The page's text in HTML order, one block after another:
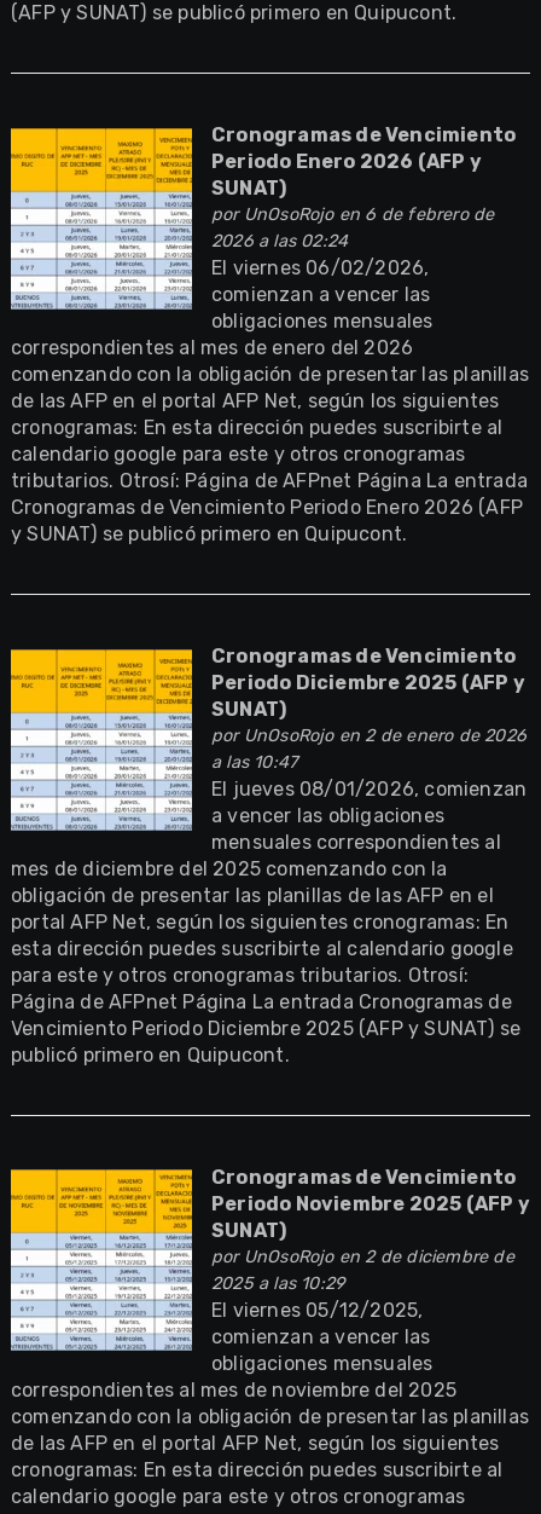
(AFP y SUNAT) se publicó primero en Quipucont.
Cronogramas de Vencimiento
Periodo Enero 2026 (AFP y
SUNAT)
por UnOsoRojoen 6 de febrero de
2026 a las 02:24
El viernes 06/02/2026,
comienzan a vencer las
obligaciones mensuales
correspondientes al mes de enero del 2026
comenzando con la obligación de presentar las planillas
de las AFP en el portal AFP Net, según los siguientes
cronogramas: En esta dirección puedes suscribirte al
calendario google para este y otros cronogramas
tributarios. Otrosí: Página de AFPnet Página La entrada
Cronogramas de Vencimiento Periodo Enero 2026 (AFP
y SUNAT) se publicó primero en Quipucont.
Cronogramas de Vencimiento
Periodo Diciembre 2025 (AFP y
SUNAT)
por UnOsoRojoen 2 de enero de 2026
a las 10:47
El jueves 08/01/2026, comienzan
a vencer las obligaciones
mensuales correspondientes al
mes de diciembre del 2025 comenzando con la
obligación de presentar las planillas de las AFP en el
portal AFP Net, según los siguientes cronogramas: En
esta dirección puedes suscribirte al calendario google
para este y otros cronogramas tributarios. Otrosí:
Página de AFPnet Página La entrada Cronogramas de
Vencimiento Periodo Diciembre 2025 (AFP y SUNAT) se
publicó primero en Quipucont.
Cronogramas de Vencimiento
Periodo Noviembre 2025 (AFP y
SUNAT)
por UnOsoRojoen 2 de diciembre de
2025 a las 10:29
El viernes 05/12/2025,
comienzan a vencer las
obligaciones mensuales
correspondientes al mes de noviembre del 2025
comenzando con la obligación de presentar las planillas
de las AFP en el portal AFP Net, según los siguientes
cronogramas: En esta dirección puedes suscribirte al
calendario google para este y otros cronogramas